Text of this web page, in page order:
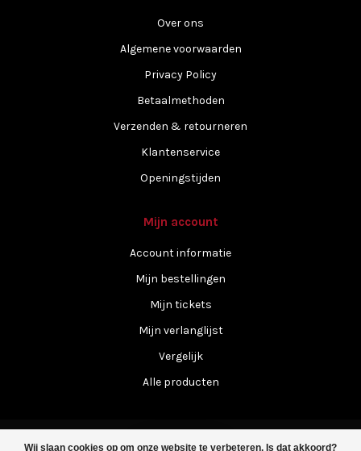
Wij slaan cookies op om onze website te verbeteren. Is dat akkoord?
Over ons
Algemene voorwaarden
Privacy Policy
Betaalmethoden
Verzenden & retourneren
Klantenservice
Openingstijden
Mijn account
Account informatie
Mijn bestellingen
Mijn tickets
Mijn verlanglijst
Vergelijk
Alle producten